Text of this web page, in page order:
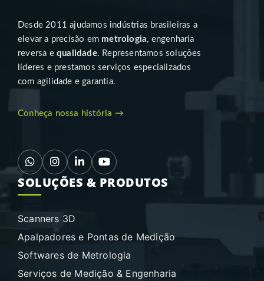
Desde 2011 ajudamos indústrias brasileiras a
elevar a precisão em metrologia, engenharia
reversa e qualidade. Representamos soluções
líderes e prestamos serviços especializados
com agilidade e garantia.
Conheça nossa história →
SOLUÇÕES & PRODUTOS
Scanners 3D
Apalpadores e Pontas de Medição
Softwares de Metrologia
Serviços de Medição & Engenharia